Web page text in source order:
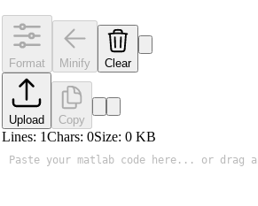
Format Minify Clear
Upload Copy
Lines: 1Chars: 0Size: 0KB